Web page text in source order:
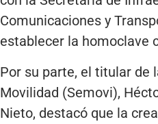
Comunicaciones y
establecer la homoclave
Por su parte, el titular de
Movilidad (Semovi),
Nieto, destacó que la